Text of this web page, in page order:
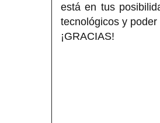
está en tus
tecnológicos y
¡GRACIAS!